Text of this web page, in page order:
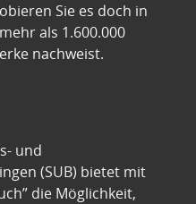
Sie es doch in
als 1.600.000
nachweist.
und
(SUB) bietet mit
die Möglichkeit,